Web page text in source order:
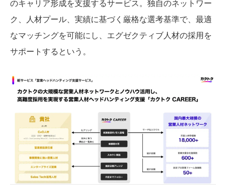
のキャリア形成を支援するサービス。独自のネットワー
ク、人材プール、実績に基づく厳格な選考基準で、最適
なマッチングを可能にし、エグゼクティブ人材の採用を
サポートするという。